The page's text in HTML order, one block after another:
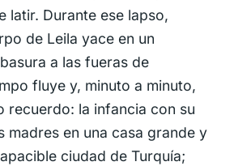
latir. Durante ese lapso,
de Leila yace en un
a las fueras de
fluye y, minuto a minuto,
recuerdo: la infancia con su
madres en una casa grande y
ciudad de Turquía;